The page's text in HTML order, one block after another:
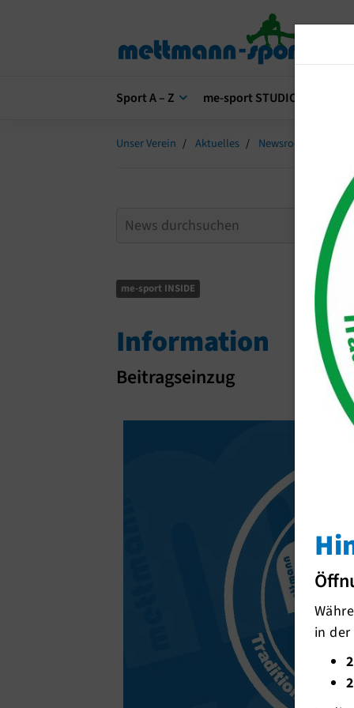
Sport A – Z me-sport STUDIO
Unser Verein Aktuelles Newsroom
me-sport INSIDE
Information
Beitragseinzug
in der